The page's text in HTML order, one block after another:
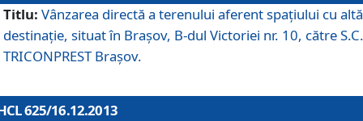
Titlu: Vânzarea directă a terenului aferent spaţiului cu altă
destinaţie, situat în Braşov, B-dul Victoriei nr. 10, către S.C.
TRICONPREST Braşov.
625/16.12.2013